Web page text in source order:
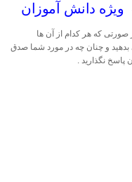
دانش آموزان
صورتی که هر کدام از آن ها
و چنان چه در مورد شما صدق
پاسخ نگذارید .